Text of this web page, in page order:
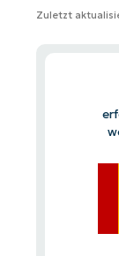
Zuletzt